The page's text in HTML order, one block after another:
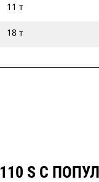
11 т
18 т
S С